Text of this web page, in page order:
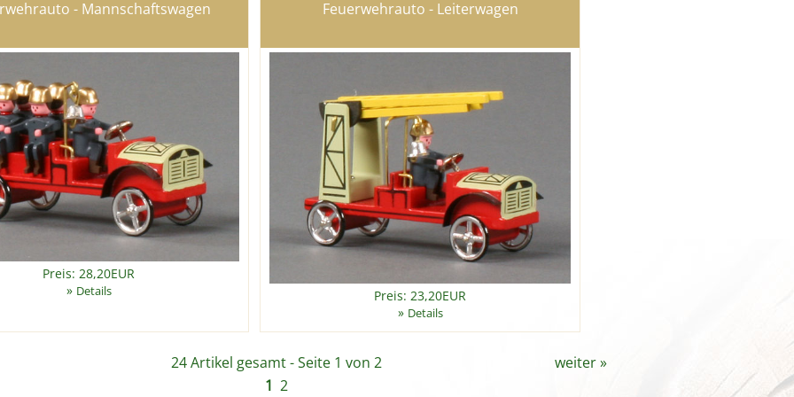
- Mannschaftswagen
Preis: 28,20EUR
» Details
Feuerwehrauto - Leiterwagen
Preis: 23,20EUR
» Details
24 Artikel gesamt - Seite 1 von 2 weiter»
1 2